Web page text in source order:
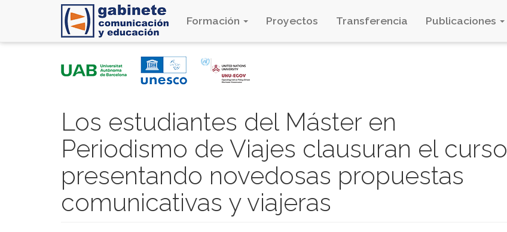
Formación Proyectos Transferencia Publicaciones
Los estudiantes del Máster en
Periodismo de Viajes clausuran el curso
presentando novedosas propuestas
comunicativas y viajeras